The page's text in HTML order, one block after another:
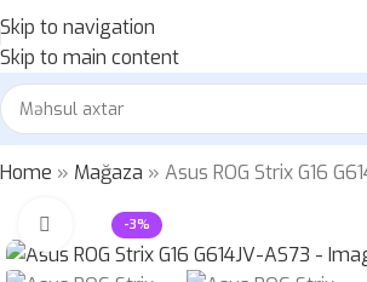
Skip to navigation
Skip to main content
Home » Mağaza » Asus ROG Strix G16
-3%
Böyütmək üçün klikləyin